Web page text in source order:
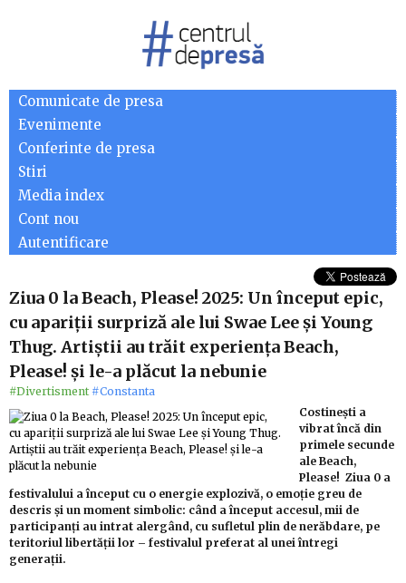
Comunicate de presa
Evenimente
Conferinte de presa
Stiri
Media index
Cont nou
Autentificare
Ziua 0 la Beach, Please! 2025: Un început epic,
cu apariții surpriză ale lui Swae Lee și Young
Thug. Artiștii au trăit experiența Beach,
Please! și le-a plăcut la nebunie
#Divertisment #Constanta
Costinești a
vibrat încă din
primele secunde
ale Beach,
Please! Ziua 0 a
festivalului a început cu o energie explozivă, o emoție greu de
descris și un moment simbolic: când a început accesul, mii de
participanți au intrat alergând, cu sufletul plin de nerăbdare, pe
teritoriul libertății lor – festivalul preferat al unei întregi
generații.